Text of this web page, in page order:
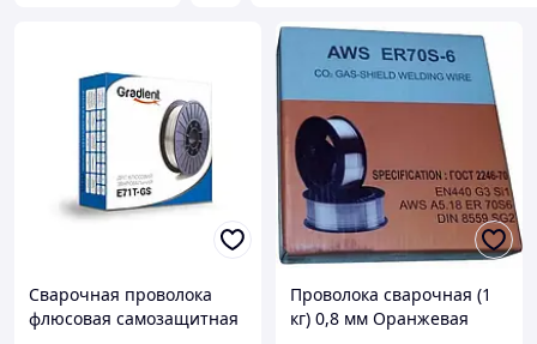
Сварочная проволока
флюсовая самозащитная
Проволока сварочная (1
кг) 0,8 мм Оранжевая